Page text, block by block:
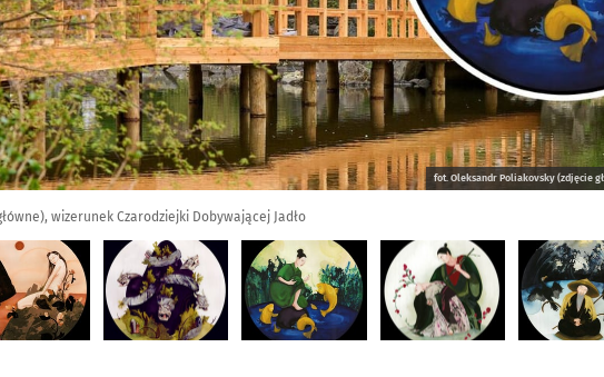
fot. Oleksandr Poliakovsky (zdjęcie
wizerunek Czarodziejki Dobywającej Jadło